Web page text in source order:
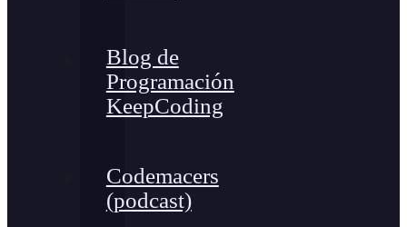
Blog de
Programación
KeepCoding
Codemacers
(podcast)